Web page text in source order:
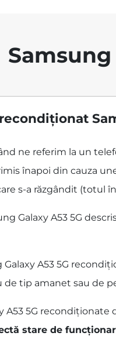
Samsung
ne referim la un
înapoi din cauza
s-a răzgândit (totul în
Galaxy A53 5G
A53 5G
tip amanet sau de
A53 5G recondiționate
stare de